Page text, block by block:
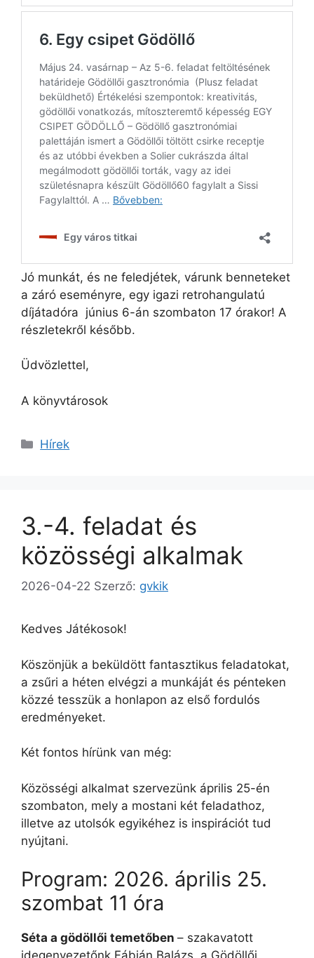
Jó munkát, és ne feledjétek, várunk benneteket
a záró eseményre, egy igazi retrohangulatú
díjátadóra június 6-án szombaton 17 órakor! A
részletekről később.
Üdvözlettel,
A könyvtárosok
Kategória
Hírek
3.-4. feladat és
közösségi alkalmak
2026-04-22 Szerző: gvkik
Kedves Játékosok!
Köszönjük a beküldött fantasztikus feladatokat,
a zsűri a héten elvégzi a munkáját és pénteken
közzé tesszük a honlapon az első fordulós
eredményeket.
Két fontos hírünk van még:
Közösségi alkalmat szervezünk április 25-én
szombaton, mely a mostani két feladathoz,
illetve az utolsók egyikéhez is inspirációt tud
nyújtani.
Program: 2026. április 25.
szombat 11 óra
Séta a gödöllői temetőben – szakavatott